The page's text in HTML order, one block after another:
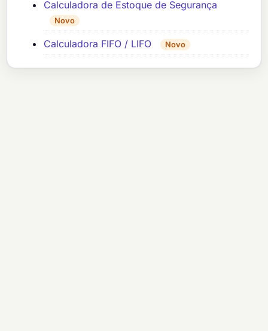
Calculadora de Estoque de Segurança
Novo
Calculadora FIFO / LIFO Novo